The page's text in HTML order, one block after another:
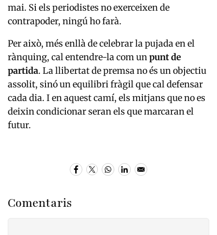
mai. Si els periodistes no exerceixen de
contrapoder, ningú ho farà.
Per això, més enllà de celebrar la pujada en el
rànquing, cal entendre-la com unpunt de
partida. La llibertat de premsa no és un objectiu
assolit, sinó un equilibri fràgil que cal defensar
cada dia. I en aquest camí, els mitjans que no es
deixin condicionar seran els que marcaran el
futur.
Comentaris